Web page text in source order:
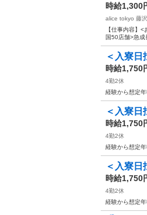
時給1,300
alice tokyo 藤
【仕事内容】
国50店舗>急成
＜入寮
時給1,750
4勤2休
経験から想定
＜入寮
時給1,750
4勤2休
経験から想定
＜入寮
時給1,750
4勤2休
経験から想定